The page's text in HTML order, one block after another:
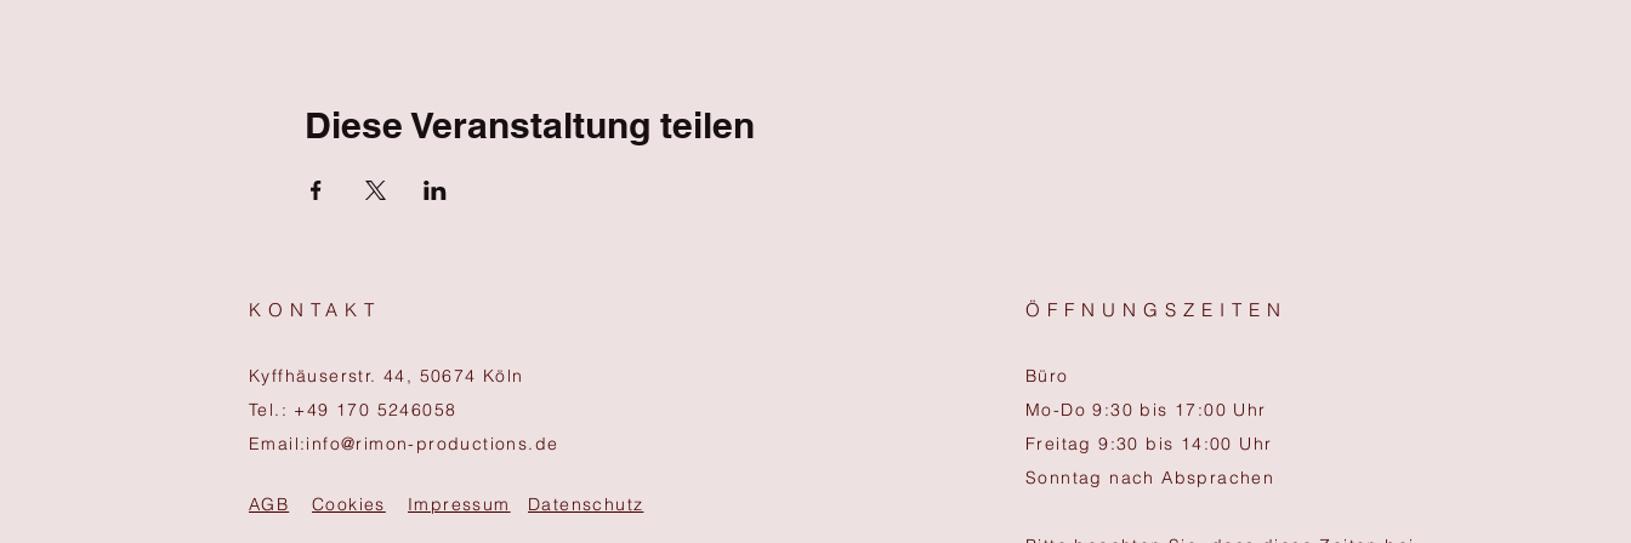
Diese Veranstaltung teilen
KONTAKT
Kyffhäuserstr. 44, 50674 Köln
Tel.: +49 170 5246058
Email:info@rimon-productions.de
AGB Cookies Impressum Datenschutz
ÖFFNUNGSZEITEN
Büro
Mo-Do 9:30 bis 17:00 Uhr
Freitag 9:30 bis 14:00 Uhr
Sonntag nach Absprachen